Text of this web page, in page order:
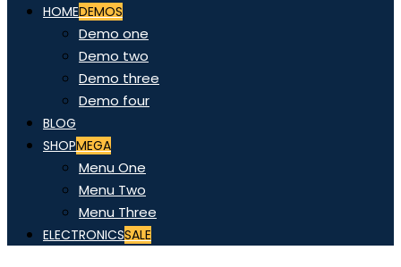
HOMEDEMOS
Demo one
Demo two
Demo three
Demo four
BLOG
SHOPMEGA
Menu One
Menu Two
Menu Three
ELECTRONICSSALE